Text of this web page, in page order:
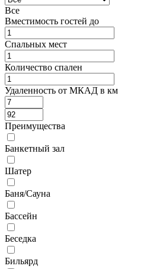
Все
Вместимость гостей до
Спальных мест
Количество спален
Удаленность от МКАД в км
Преимущества
Банкетный зал
Шатер
Баня/Сауна
Бассейн
Беседка
Бильярд